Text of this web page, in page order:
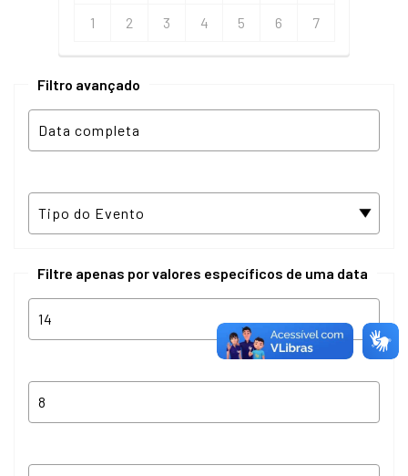
1 2 3 4 5 6 7
Filtro avançado
Filtre apenas por valores específicos de uma data